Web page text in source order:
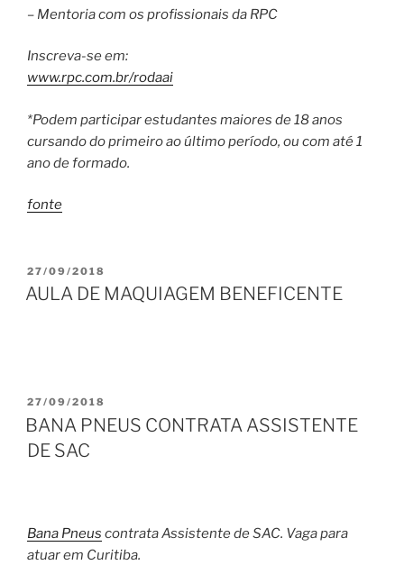
– Mentoria com os profissionais da RPC
Inscreva-se em:
www.rpc.com.br/rodaai
*Podem participar estudantes maiores de 18 anos
cursando do primeiro ao último período, ou com até 1
ano de formado.
fonte
PUBLICADO
EM
27/09/2018
AULA DE MAQUIAGEM BENEFICENTE
PUBLICADO
EM
27/09/2018
BANA PNEUS CONTRATA ASSISTENTE
DE SAC
Bana Pneus contrata Assistente de SAC. Vaga para
atuar em Curitiba.